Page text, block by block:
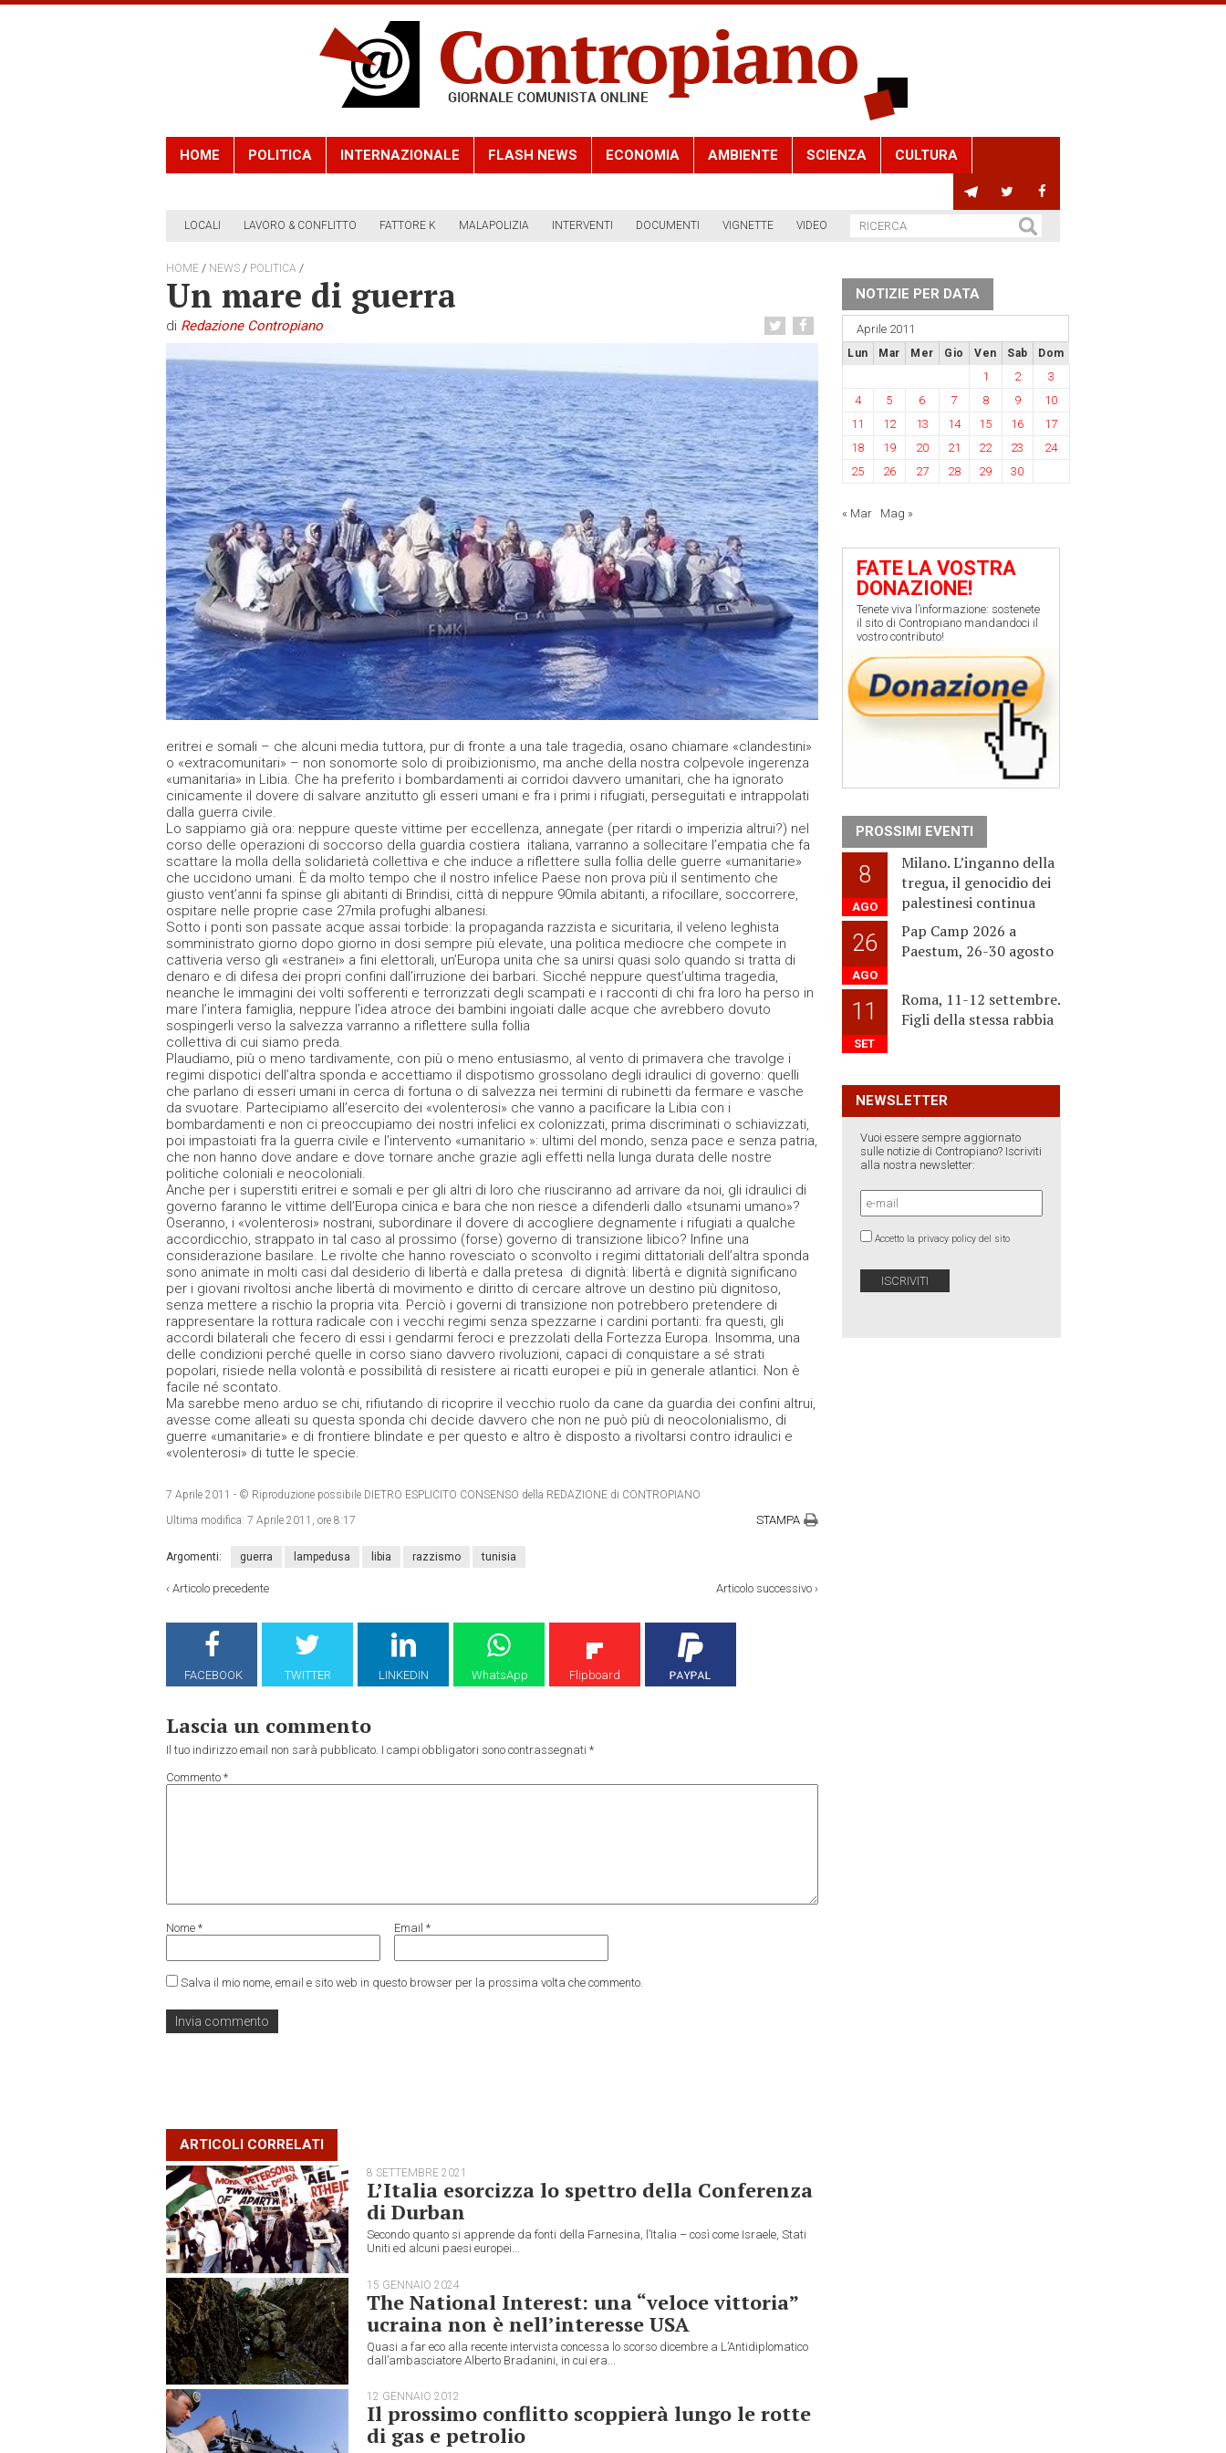
HOME POLITICA INTERNAZIONALE FLASH NEWS ECONOMIA AMBIENTE SCIENZA CULTURA
LOCALI LAVORO & CONFLITTO FATTORE K MALAPOLIZIA INTERVENTI DOCUMENTI VIGNETTE VIDEO
HOME / NEWS / POLITICA /
Un mare di guerra
di Redazione Contropiano
eritrei e somali – che alcuni media tuttora, pur di fronte a una tale tragedia, osano chiamare «clandestini»
o «extracomunitari» – non sonomorte solo di proibizionismo, ma anche della nostra colpevole ingerenza
«umanitaria» in Libia. Che ha preferito i bombardamenti ai corridoi davvero umanitari, che ha ignorato
cinicamente il dovere di salvare anzitutto gli esseri umani e fra i primi i rifugiati, perseguitati e intrappolati
dalla guerra civile.
Lo sappiamo già ora: neppure queste vittime per eccellenza, annegate (per ritardi o imperizia altrui?) nel
corso delle operazioni di soccorso della guardia costiera italiana, varranno a sollecitare l’empatia che fa
scattare la molla della solidarietà collettiva e che induce a riflettere sulla follia delle guerre «umanitarie»
che uccidono umani. È da molto tempo che il nostro infelice Paese non prova più il sentimento che
giusto vent’anni fa spinse gli abitanti di Brindisi, città di neppure 90mila abitanti, a rifocillare, soccorrere,
ospitare nelle proprie case 27mila profughi albanesi.
Sotto i ponti son passate acque assai torbide: la propaganda razzista e sicuritaria, il veleno leghista
somministrato giorno dopo giorno in dosi sempre più elevate, una politica mediocre che compete in
cattiveria verso gli «estranei» a fini elettorali, un’Europa unita che sa unirsi quasi solo quando si tratta di
denaro e di difesa dei propri confini dall’irruzione dei barbari. Sicché neppure quest’ultima tragedia,
neanche le immagini dei volti sofferenti e terrorizzati degli scampati e i racconti di chi fra loro ha perso in
mare l’intera famiglia, neppure l’idea atroce dei bambini ingoiati dalle acque che avrebbero dovuto
sospingerli verso la salvezza varranno a riflettere sulla follia
collettiva di cui siamo preda.
Plaudiamo, più o meno tardivamente, con più o meno entusiasmo, al vento di primavera che travolge i
regimi dispotici dell’altra sponda e accettiamo il dispotismo grossolano degli idraulici di governo: quelli
che parlano di esseri umani in cerca di fortuna o di salvezza nei termini di rubinetti da fermare e vasche
da svuotare. Partecipiamo all’esercito dei «volenterosi» che vanno a pacificare la Libia con i
bombardamenti e non ci preoccupiamo dei nostri infelici ex colonizzati, prima discriminati o schiavizzati,
poi impastoiati fra la guerra civile e l’intervento «umanitario »: ultimi del mondo, senza pace e senza patria,
che non hanno dove andare e dove tornare anche grazie agli effetti nella lunga durata delle nostre
politiche coloniali e neocoloniali.
Anche per i superstiti eritrei e somali e per gli altri di loro che riusciranno ad arrivare da noi, gli idraulici di
governo faranno le vittime dell’Europa cinica e bara che non riesce a difenderli dallo «tsunami umano»?
Oseranno, i «volenterosi» nostrani, subordinare il dovere di accogliere degnamente i rifugiati a qualche
accordicchio, strappato in tal caso al prossimo (forse) governo di transizione libico? Infine una
considerazione basilare. Le rivolte che hanno rovesciato o sconvolto i regimi dittatoriali dell’altra sponda
sono animate in molti casi dal desiderio di libertà e dalla pretesa di dignità: libertà e dignità significano
per i giovani rivoltosi anche libertà di movimento e diritto di cercare altrove un destino più dignitoso,
senza mettere a rischio la propria vita. Perciò i governi di transizione non potrebbero pretendere di
rappresentare la rottura radicale con i vecchi regimi senza spezzarne i cardini portanti: fra questi, gli
accordi bilaterali che fecero di essi i gendarmi feroci e prezzolati della Fortezza Europa. Insomma, una
delle condizioni perché quelle in corso siano davvero rivoluzioni, capaci di conquistare a sé strati
popolari, risiede nella volontà e possibilità di resistere ai ricatti europei e più in generale atlantici. Non è
facile né scontato.
Ma sarebbe meno arduo se chi, rifiutando di ricoprire il vecchio ruolo da cane da guardia dei confini altrui,
avesse come alleati su questa sponda chi decide davvero che non ne può più di neocolonialismo, di
guerre «umanitarie» e di frontiere blindate e per questo e altro è disposto a rivoltarsi contro idraulici e
«volenterosi» di tutte le specie.
7 Aprile 2011 - © Riproduzione possibile DIETRO ESPLICITO CONSENSO della REDAZIONE di CONTROPIANO
Ultima modifica: 7 Aprile 2011, ore 8:17 STAMPA
Argomenti: guerra lampedusa libia razzismo tunisia
‹ Articolo precedente Articolo successivo ›
FACEBOOK TWITTER LINKEDIN WhatsApp Flipboard
Lascia un commento
Il tuo indirizzo email non sarà pubblicato. I campi obbligatori sono contrassegnati *
Commento *
Nome * Email *
Salva il mio nome, email e sito web in questo browser per la prossima volta che commento.
ARTICOLI CORRELATI
8 SETTEMBRE 2021
L’Italia esorcizza lo spettro della Conferenza
di Durban
Secondo quanto si apprende da fonti della Farnesina, l’Italia – così come Israele, Stati
Uniti ed alcuni paesi europei...
15 GENNAIO 2024
The National Interest: una “veloce vittoria”
ucraina non è nell’interesse USA
Quasi a far eco alla recente intervista concessa lo scorso dicembre a L’Antidiplomatico
dall’ambasciatore Alberto Bradanini, in cui era...
12 GENNAIO 2012
Il prossimo conflitto scoppierà lungo le rotte
di gas e petrolio
NOTIZIE PER DATA
Aprile 2011
Lun Mar Mer Gio Ven Sab Dom
1 2
3
4
5 6 7 8 9
10
11
12 13 14 15 16
17
18
19 20 21 22 23
24
25
26 27 28 29 30
« Mar Mag »
FATE LA VOSTRA
DONAZIONE!
Tenete viva l’informazione: sostenete
il sito di Contropiano mandandoci il
vostro contributo!
PROSSIMI EVENTI
8
AGO
Milano. L’inganno della
tregua, il genocidio dei
palestinesi continua
26
AGO
Pap Camp 2026 a
Paestum, 26-30 agosto
11
SET
Roma, 11-12 settembre.
Figli della stessa rabbia
NEWSLETTER
Vuoi essere sempre aggiornato
sulle notizie di Contropiano? Iscriviti
alla nostra newsletter:
Accetto la privacy policy del sito